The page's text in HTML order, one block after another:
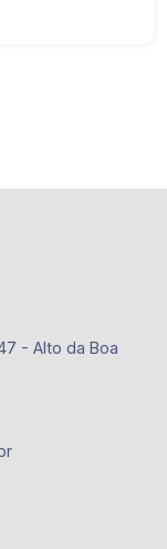
- Alto da Boa